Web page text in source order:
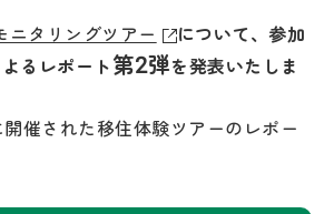
ニタリングツアー
について、参加
るレポート第2弾を発表いたしま
開催された移住体験ツアーのレポー